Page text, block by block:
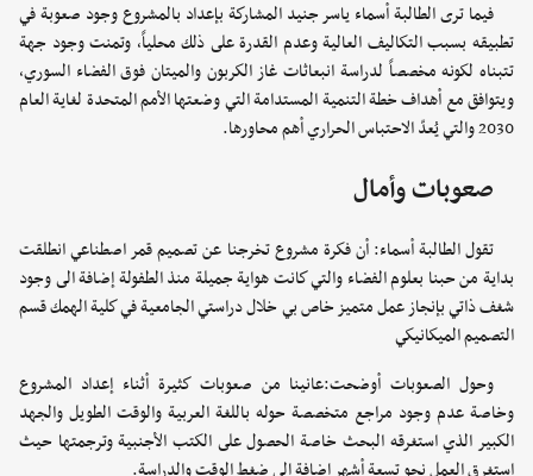
فيما ترى الطالبة أسماء ياسر جنيد المشاركة بإعداد بالمشروع وجود صعوبة في
تطبيقه بسبب التكاليف العالية وعدم القدرة على ذلك محلياً، وتمنت وجود جهة
تتبناه لكونه مخصصاً لدراسة انبعاثات غاز الكربون والميتان فوق الفضاء السوري،
ويتوافق مع أهداف خطة التنمية المستدامة التي وضعتها الأمم المتحدة لغاية العام
2030 والتي يُعدّ الاحتباس الحراري أهم محاورها.
صعوبات وأمال
تقول الطالبة أسماء: أن فكرة مشروع تخرجنا عن تصميم قمر اصطناعي انطلقت
بداية من حبنا بعلوم الفضاء والتي كانت هواية جميلة منذ الطفولة إضافة الى وجود
شغف ذاتي بإنجاز عمل متميز خاص بي خلال دراستي الجامعية في كلية الهمك قسم
التصميم الميكانيكي
وحول الصعوبات أوضحت:عانينا من صعوبات كثيرة أثناء إعداد المشروع
وخاصة عدم وجود مراجع متخصصة حوله باللغة العربية والوقت الطويل والجهد
الكبير الذي استغرقه البحث خاصة الحصول على الكتب الأجنبية وترجمتها حيث